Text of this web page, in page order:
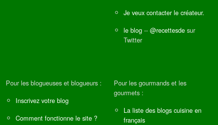
Je veux contacter le créateur.
le blog -- @recettesde sur
Twitter
Pour les blogueuses et blogueurs :
Inscrivez votre blog
Comment fonctionne le site ?
Pour les gourmands et les
gourmets :
La liste des blogs cuisine en
français